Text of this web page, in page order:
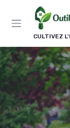
CULTIVEZ
Panneau de